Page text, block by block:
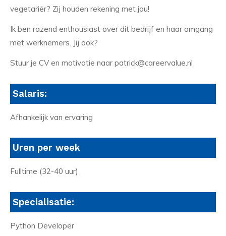
vegetariër? Zij houden rekening met jou!
Ik ben razend enthousiast over dit bedrijf en haar omgang
met werknemers. Jij ook?
Stuur je CV en motivatie naar patrick@careervalue.nl
Salaris:
Afhankelijk van ervaring
Uren per week
Fulltime (32-40 uur)
Specialisatie:
Python Developer